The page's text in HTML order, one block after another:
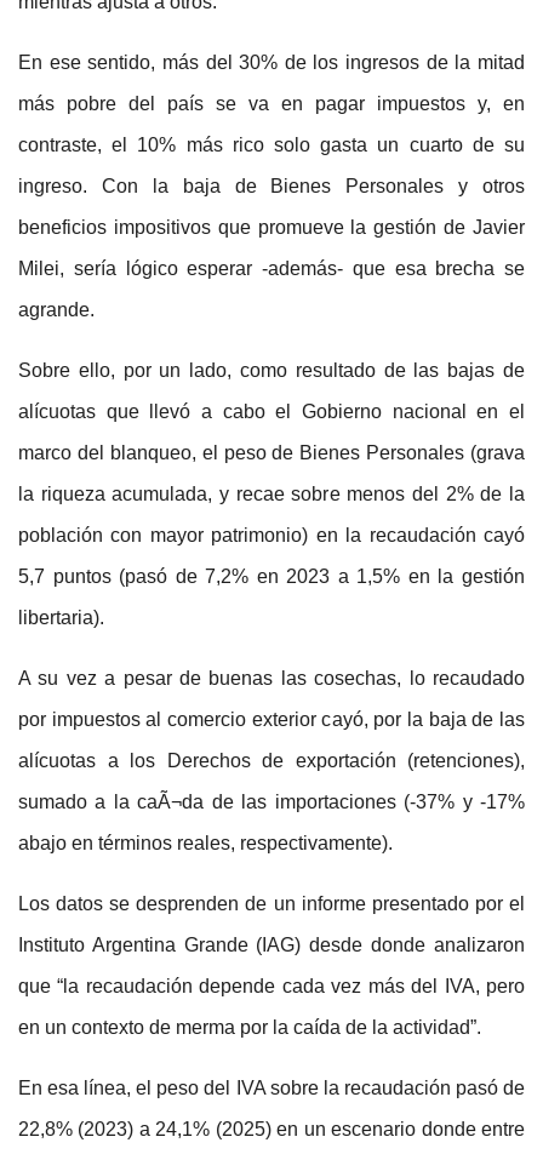
En ese sentido, más del 30% de los ingresos de la mitad
más pobre del país se va en pagar impuestos y, en
contraste, el 10% más rico solo gasta un cuarto de su
ingreso. Con la baja de Bienes Personales y otros
beneficios impositivos que promueve la gestión de Javier
Milei, sería lógico esperar -además- que esa brecha se
agrande.
Sobre ello, por un lado, como resultado de las bajas de
alícuotas que llevó a cabo el Gobierno nacional en el
marco del blanqueo, el peso de Bienes Personales (grava
la riqueza acumulada, y recae sobre menos del 2% de la
población con mayor patrimonio) en la recaudación cayó
5,7 puntos (pasó de 7,2% en 2023 a 1,5% en la gestión
libertaria).
A su vez a pesar de buenas las cosechas, lo recaudado
por impuestos al comercio exterior cayó, por la baja de las
alícuotas a los Derechos de exportación (retenciones),
sumado a la caÃ¬da de las importaciones (-37% y -17%
abajo en términos reales, respectivamente).
Los datos se desprenden de un informe presentado por el
Instituto Argentina Grande (IAG) desde donde analizaron
que “la recaudación depende cada vez más del IVA, pero
en un contexto de merma por la caída de la actividad”.
En esa línea, el peso del IVA sobre la recaudación pasó de
22,8% (2023) a 24,1% (2025) en un escenario donde entre